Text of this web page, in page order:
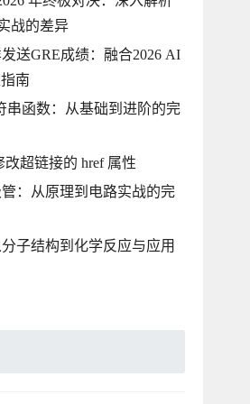
战的差异
送GRE成绩：融合2026 AI
南
串函数：从基础到进阶的完
改超链接的 href 属性
：从原理到电路实战的完
子结构到化学反应与应用